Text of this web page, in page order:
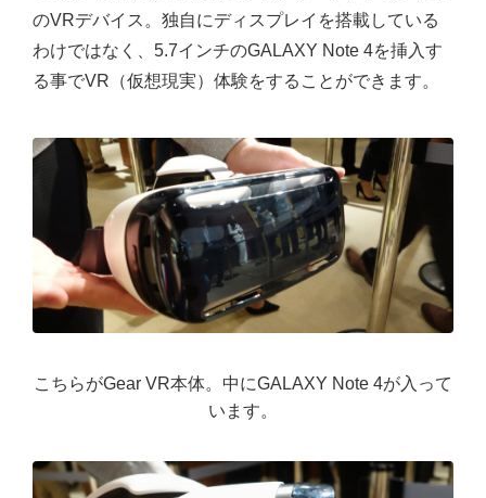
のVRデバイス。独自にディスプレイを搭載している
わけではなく、5.7インチのGALAXY Note 4を挿入す
る事でVR（仮想現実）体験をすることができます。
こちらがGear VR本体。中にGALAXY Note 4が入って
います。